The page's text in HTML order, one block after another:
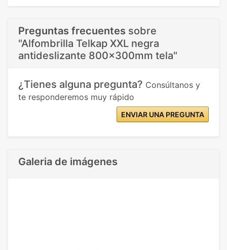
Preguntas frecuentes sobre
"Alfombrilla Telkap XXL negra
antideslizante 800x300mm tela"
¿Tienes alguna pregunta? Consúltanos y
te responderemos muy rápido
ENVIAR UNA PREGUNTA
Galeria de imágenes